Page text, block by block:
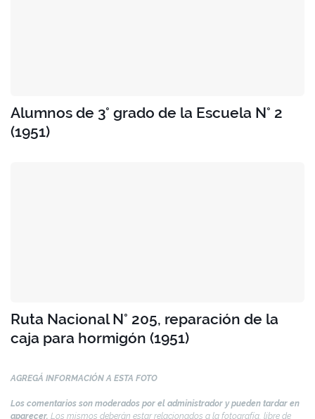
Alumnos de 3° grado de la Escuela N° 2
(1951)
Ruta Nacional N° 205, reparación de la
caja para hormigón (1951)
AGREGÁ INFORMACIÓN A ESTA FOTO
Los comentarios son moderados por el administrador y pueden tardar en
aparecer. Los mismos deberán estar relacionados a la fotografía, libre de